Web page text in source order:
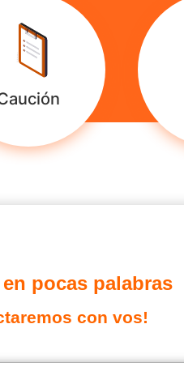
pocas palabras
con vos!